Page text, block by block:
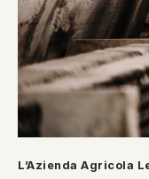
L’Azienda Agricola